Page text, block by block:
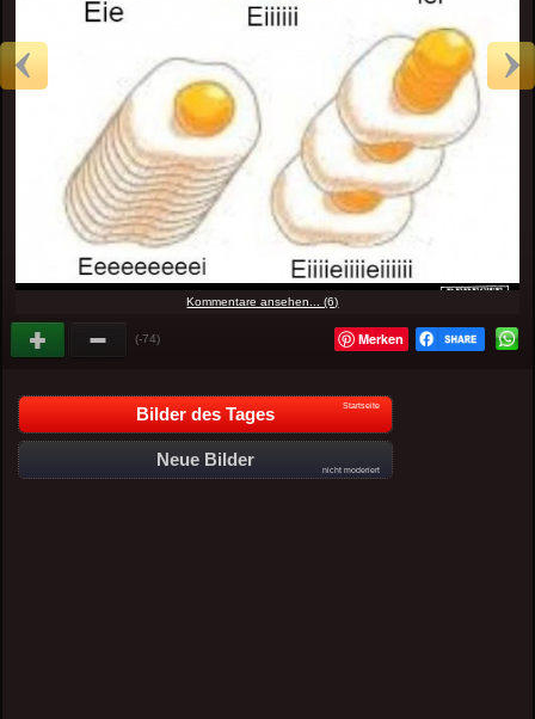
Kommentare ansehen... (6)
(-74) Merken
Bilder des Tages Startseite
Neue Bilder
nicht moderiert